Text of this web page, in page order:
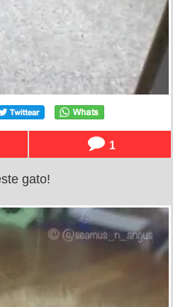
1
gato!